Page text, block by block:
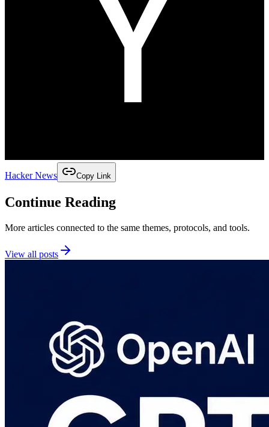
Hacker News Copy Link
Continue Reading
More articles connected to the same themes, protocols, and tools.
View all posts